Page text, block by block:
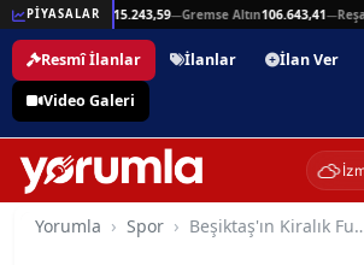
PİYASALAR
—Beşli Altın215.243,59—Gremse Altın106.643,41—Reşat
Resmî İlanlar İlanlar İlan Ver
Video Galeri
Yorumla Spor Beşiktaş'ın Kiralık